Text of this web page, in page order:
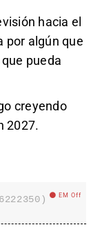
hacia el
por algún que
pueda
creyendo
2027.
EM Off